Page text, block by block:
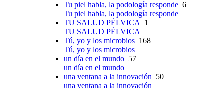
Tu piel habla, la podología responde 6
Tu piel habla, la podología responde
TU SALUD PÉLVICA 1
TU SALUD PÉLVICA
Tú, yo y los microbios 168
Tú, yo y los microbios
un día en el mundo 57
un día en el mundo
una ventana a la innovación 50
una ventana a la innovación